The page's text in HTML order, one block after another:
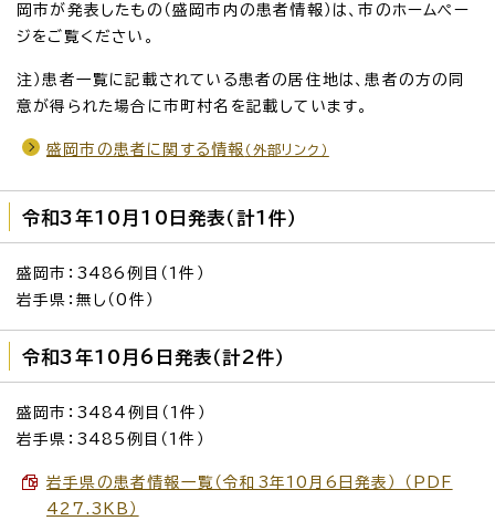
岡市が発表したもの（盛岡市内の患者情報）は、市のホームペー
ジをご覧ください。
注）患者一覧に記載されている患者の居住地は、患者の方の同
意が得られた場合に市町村名を記載しています。
盛岡市の患者に関する情報 （外部リンク）
令和3年10月10日発表（計1件）
盛岡市：3486例目（1件）
岩手県：無し（0件）
令和3年10月6日発表（計2件）
盛岡市：3484例目（1件）
岩手県：3485例目（1件）
岩手県の患者情報一覧（令和3年10月6日発表） （PDF
427.3KB）